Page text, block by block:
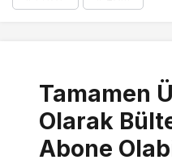
Tamamen
Olarak
Abone